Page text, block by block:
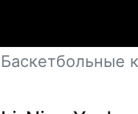
Баскетбольные